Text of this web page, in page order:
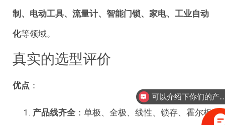
制、电动工具、流量计、智能门锁、家电、工业自动
化等领域。
真实的选型评价
优点 ：
产品线齐全 ：单极、全极、线性、锁存、霍尔板
可以介绍下你